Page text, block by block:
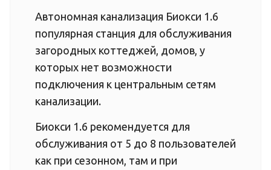
Автономная канализация Биокси 1.6
популярная станция для обслуживания
загородных коттеджей, домов, у
которых нет возможности
подключения к центральным сетям
канализации.
Биокси 1.6 рекомендуется для
обслуживания от 5 до 8 пользователей
как при сезонном, там и при